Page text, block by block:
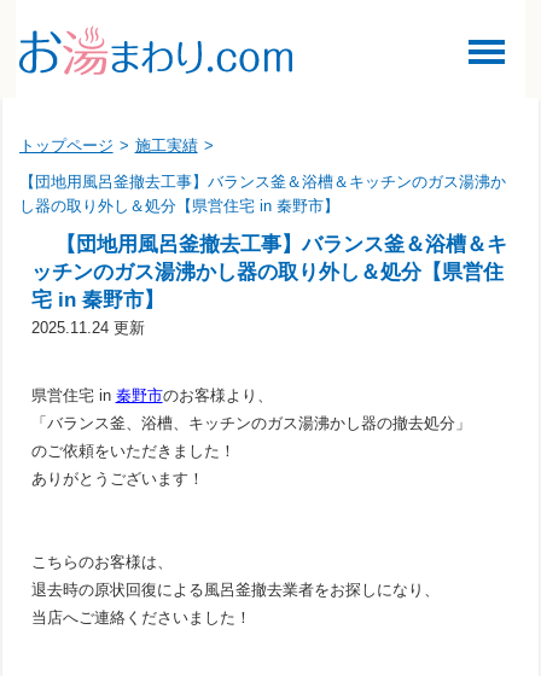
トップページ > 施工実績 >
【団地用風呂釜撤去工事】バランス釜＆浴槽＆キッチンのガス湯沸か
し器の取り外し＆処分【県営住宅 in 秦野市】
【団地用風呂釜撤去工事】バランス釜＆浴槽＆キ
ッチンのガス湯沸かし器の取り外し＆処分【県営住
宅 in 秦野市】
2025.11.24 更新
県営住宅 in 秦野市のお客様より、
「バランス釜、浴槽、キッチンのガス湯沸かし器の撤去処分」
のご依頼をいただきました！
ありがとうございます！
こちらのお客様は、
退去時の原状回復による風呂釜撤去業者をお探しになり、
当店へご連絡くださいました！